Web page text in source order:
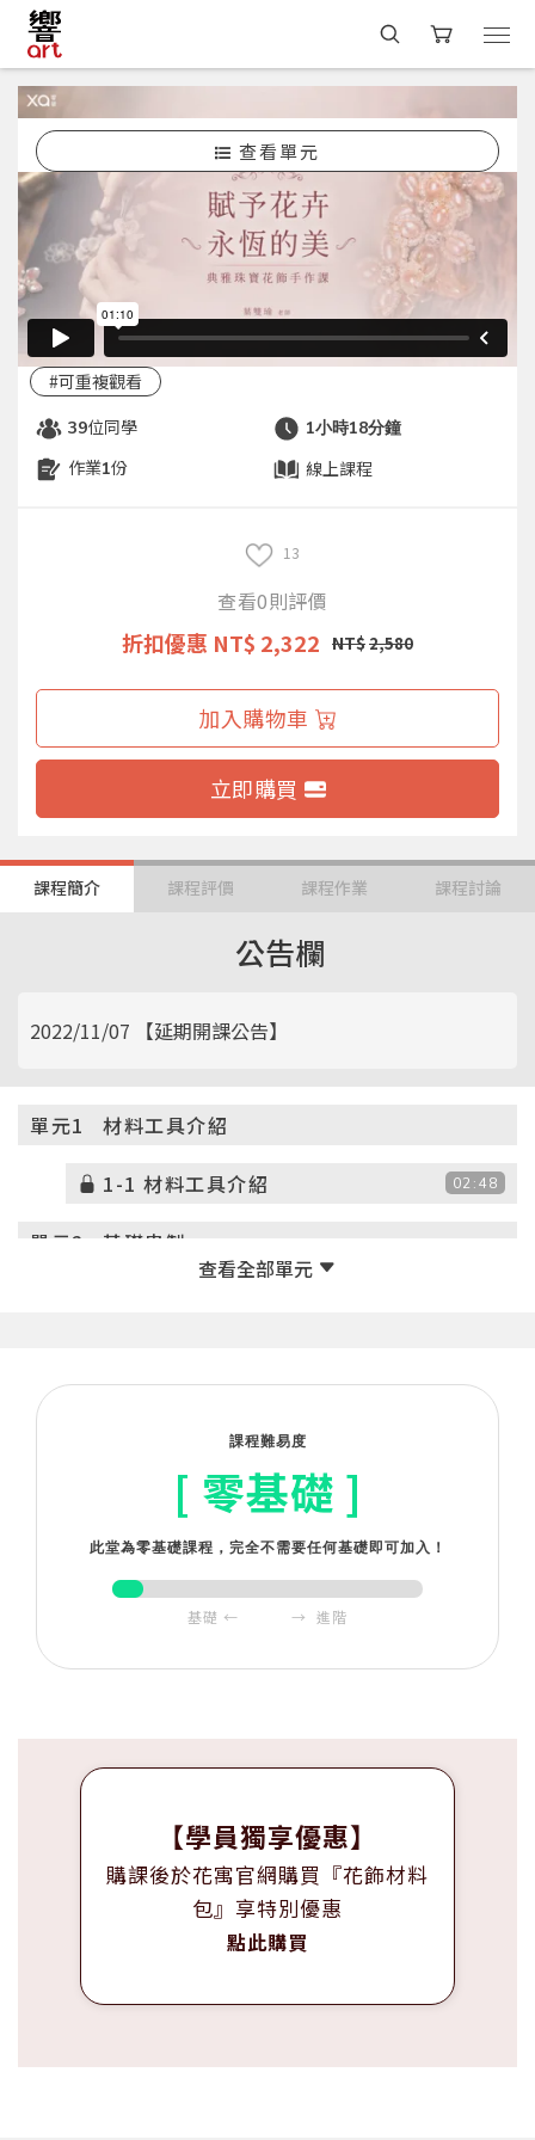
查看單元
選課 [ 手作工藝 ] 手作課程
賦予花卉永恆的美｜典雅珠寶花飾手作課
開課中 #線上學習
#手作
#花卉
#美感生活 #零基礎
#送禮
#可重複觀看
39位同學 1小時18分鐘
作業1份 線上課程
13
查看0則評價
折扣優惠 NT$ 2,322 NT$2,580
加入購物車
立即購買
課程簡介 課程評價 課程作業 課程討論
公告欄
2022/11/07 【延期開課公告】
單元1 材料工具介紹
1-1 材料工具介紹 02:48
單元2 基礎串製
19:28
3-2 枝線製作
3-3 整體組合
珠寶花藝─苗栗縣桂花
07:35
4-3 整體組合
珠寶花藝─屏東縣九重葛
5-1 花型製作-九重葛
5-3 整體組合
課程難易度
[ 零基礎 ]
此堂為零基礎課程，完全不需要任何基礎即可加入！
基礎 ← → 進階
【學員獨享優惠】
購課後於花寓官網購買『花飾材料
包』享特別優惠
點此購買